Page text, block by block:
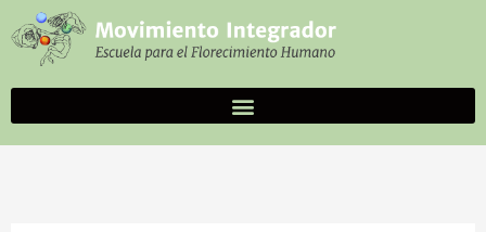
al
contenido